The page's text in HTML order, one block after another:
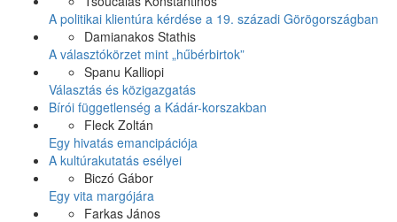
A politikai klientúra kérdése a 19. századi Görögországban
Damianakos Stathis
A választókörzet mint „hűbérbirtok”
Spanu Kalliopi
Választás és közigazgatás
Bírói függetlenség a Kádár-korszakban
Fleck Zoltán
Egy hivatás emancipációja
A kultúrakutatás esélyei
Biczó Gábor
Egy vita margójára
Farkas János